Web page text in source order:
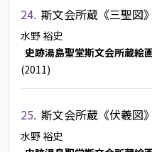
24. 斯文会所蔵《三聖図
水野 裕史
史跡湯島聖堂斯文会所蔵絵
(2011)
25. 斯文会所蔵《伏羲図
水野 裕史